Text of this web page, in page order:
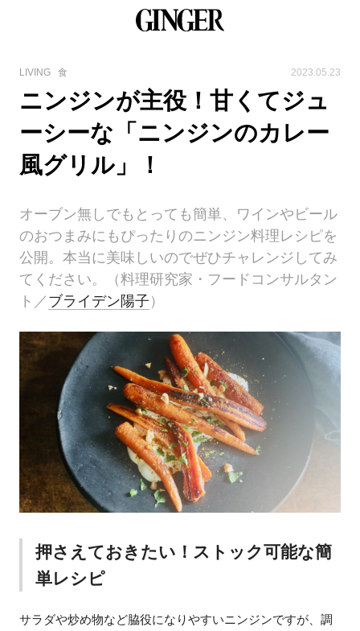
LIVING 食 2023.05.23
ニンジンが主役！甘くてジュ
ーシーな「ニンジンのカレー
風グリル」！
オーブン無しでもとっても簡単、ワインやビール
のおつまみにもぴったりのニンジン料理レシピを
公開。本当に美味しいのでぜひチャレンジしてみ
てください。（料理研究家・フードコンサルタン
ト／ ブライデン陽子 ）
押さえておきたい！ストック可能な簡
単レシピ
サラダや炒め物など脇役になりやすいニンジンですが、調